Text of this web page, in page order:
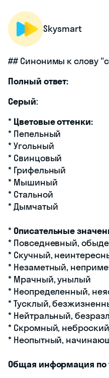
Skysmart
## Синонимы к слову
Полный ответ:
Серый:
* Цветовые оттенки:
* Пепельный
* Угольный
* Свинцовый
* Грифельный
* Мышиный
* Стальной
* Дымчатый
*Описательные
* Повседневный,
* Скучный,
* Незаметный,
* Мрачный, унылый
* Неопределенный,
* Тусклый,
* Нейтральный,
* Скромный, неброский
* Неопытный,
Общая информация по